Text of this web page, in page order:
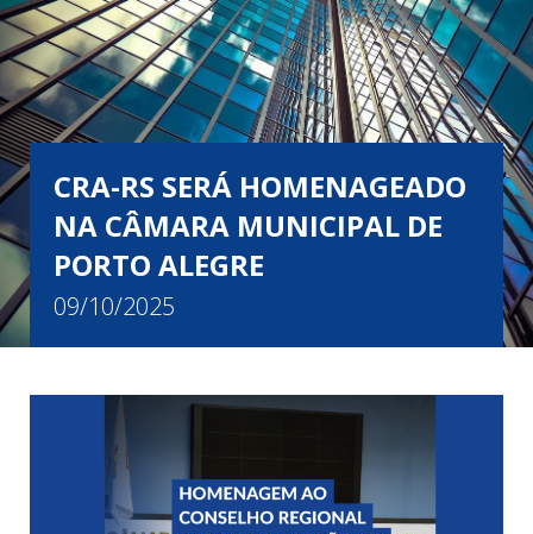
CRA-RS SERÁ HOMENAGEADO
NA CÂMARA MUNICIPAL DE
PORTO ALEGRE
09/10/2025